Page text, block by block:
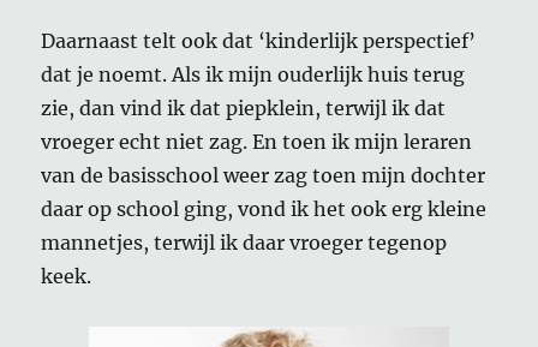
Daarnaast telt ook dat ‘kinderlijk perspectief’
dat je noemt. Als ik mijn ouderlijk huis terug
zie, dan vind ik dat piepklein, terwijl ik dat
vroeger echt niet zag. En toen ik mijn leraren
van de basisschool weer zag toen mijn dochter
daar op school ging, vond ik het ook erg kleine
mannetjes, terwijl ik daar vroeger tegenop
keek.